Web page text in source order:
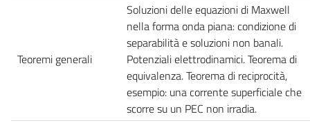
Teoremi generali
Soluzioni delle equazioni di Maxwell
nella forma onda piana: condizione di
separabilità e soluzioni non banali.
Potenziali elettrodinamici. Teorema di
equivalenza. Teorema di reciprocità,
esempio: una corrente superficiale che
scorre su un PEC non irradia.